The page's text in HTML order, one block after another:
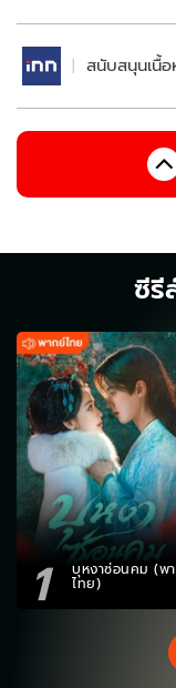
สนับสนุนเนื้อ
ซีรี
1 บุหงาซ่อนคม (พ
ไทย)